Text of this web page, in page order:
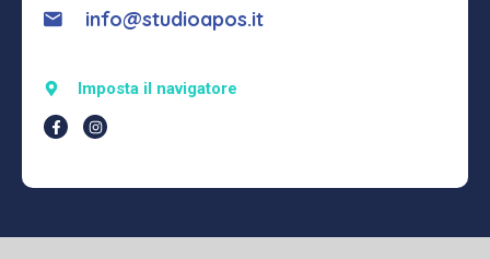
info@studioapos.it
Imposta il navigatore